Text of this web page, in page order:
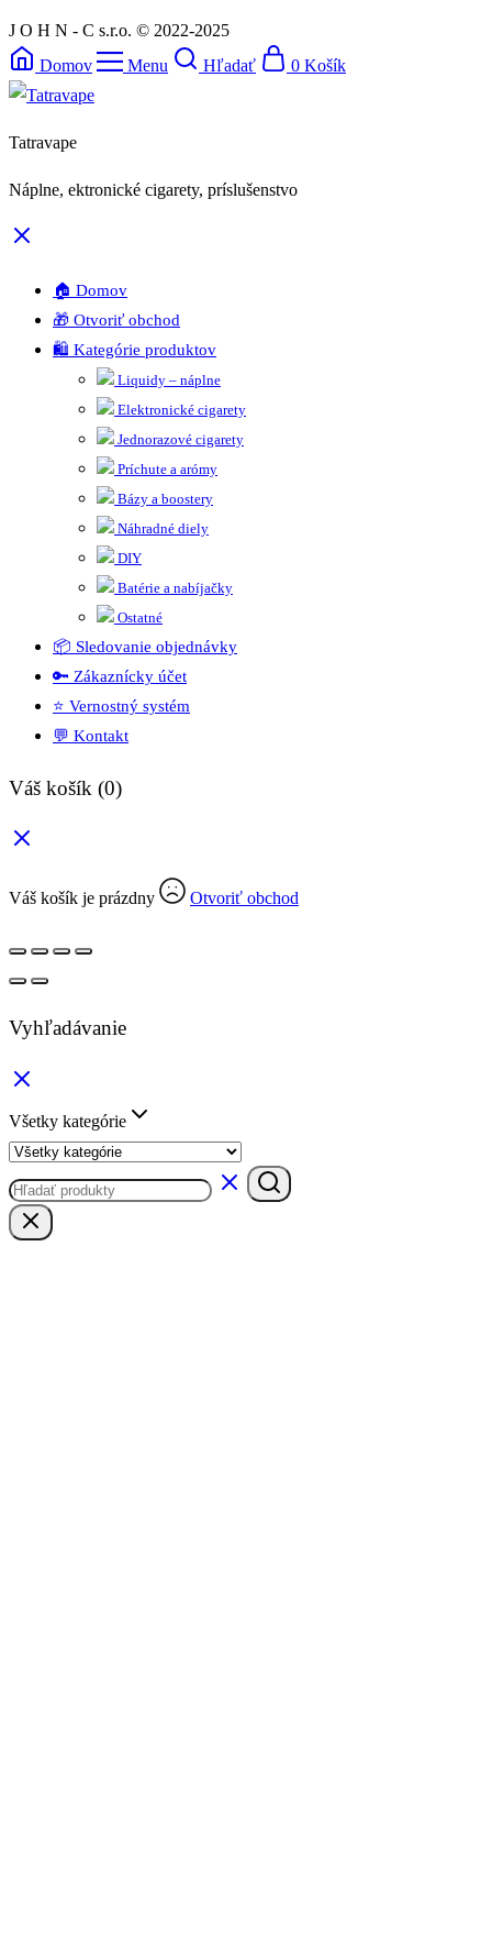
J O H N - C s.r.o. © 2022-2025
Domov
Menu Hľadať 0 Košík
Tatravape
Náplne, ektronické cigarety, príslušenstvo
🏠 Domov
🎁 Otvoriť obchod
🛍️ Kategórie produktov
Liquidy – náplne
Elektronické cigarety
Jednorazové cigarety
Príchute a arómy
Bázy a boostery
Náhradné diely
DIY
Batérie a nabíjačky
Ostatné
📦 Sledovanie objednávky
🔑 Zákaznícky účet
⭐ Vernostný systém
💬 Kontakt
Váš košík (0)
Váš košík je prázdny Otvoriť obchod
Vyhľadávanie
Všetky kategórie